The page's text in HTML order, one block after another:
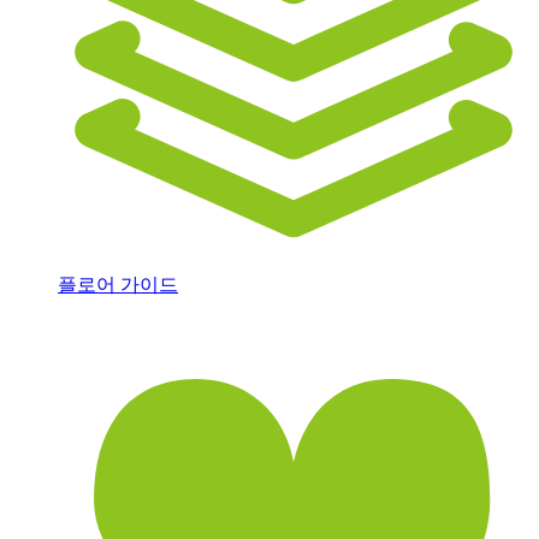
플로어 가이드